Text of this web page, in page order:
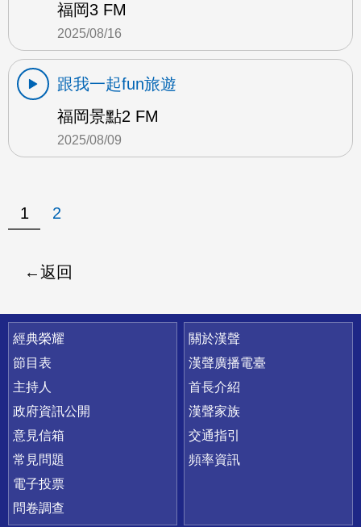
福岡3 FM
2025/08/16
跟我一起fun旅遊
福岡景點2 FM
2025/08/09
1 2
返回
快速連結
經典榮耀
節目表
主持人
政府資訊公開
意見信箱
常見問題
電子投票
問卷調查
關於漢聲
漢聲廣播電臺
首長介紹
漢聲家族
交通指引
頻率資訊